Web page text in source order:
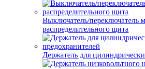
Выключатель/переключатель
распределительного щита
Держатель для